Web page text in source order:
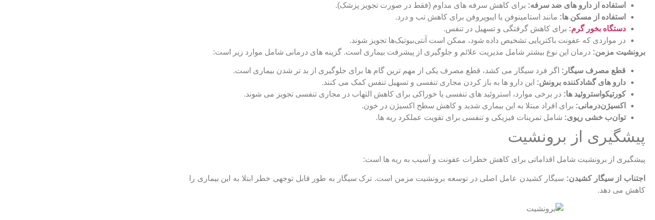
استفاده از دارو های ضد سرفه: برای کاهش سرفه‌ های مداوم (فقط در صورت تجویز پزشک).
استفاده از مسکن‌ ها: مانند استامینوفن یا ایبوپروفن برای کاهش تب و درد.
دستگاه بخور گرم: برای کاهش گرفتگی و تسهیل در تنفس.
در مواردی که عفونت باکتریایی تشخیص داده شود، ممکن است آنتی‌بیوتیک‌ها تجویز شوند.
برونشیت مزمن: درمان این نوع بیشتر شامل مدیریت علائم و جلوگیری از پیشرفت بیماری است. گزینه ‌های درمانی شامل موارد زیر است:
قطع مصرف سیگار: اگر فرد سیگار می‌ کشد، قطع مصرف یکی از مهم ‌ترین گام‌ ها برای جلوگیری از بد تر شدن بیماری است.
دارو های گشادکننده برونش: این دارو ها به باز کردن مجاری تنفسی و تسهیل تنفس کمک می ‌کنند.
کورتیکواستروئید ها: در برخی موارد، استروئید های تنفسی یا خوراکی برای کاهش التهاب در مجاری تنفسی تجویز می ‌شوند.
اکسیژن‌درمانی: برای افراد مبتلا به این بیماری شدید و کاهش سطح اکسیژن در خون.
توان‌ب خشی ریوی: شامل تمرینات فیزیکی و تنفسی برای تقویت عملکرد ریه ‌ها.
پیشگیری از برونشیت
پیشگیری از برونشیت شامل اقداماتی برای کاهش خطرات عفونت و آسیب به ریه‌ ها است:
اجتناب از سیگار کشیدن: سیگار کشیدن عامل اصلی در توسعه برونشیت مزمن است. ترک سیگار به طور قابل توجهی خطر ابتلا به این بیماری را
کاهش می ‌دهد.